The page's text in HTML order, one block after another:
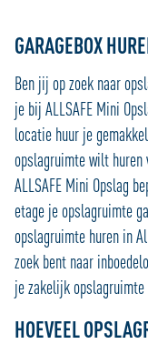
GARAGEBOX
Ben jij op zoek naar
je bij ALLSAFE Mini
locatie huur je
opslagruimte wilt huren
ALLSAFE Mini Opslag
etage je opslagruimte
opslagruimte huren in
zoek bent naar
je zakelijk
HOEVEEL